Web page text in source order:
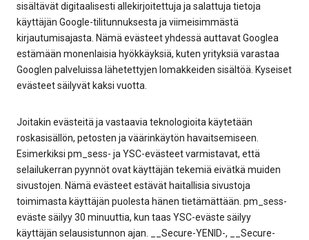
sisältävät digitaalisesti allekirjoitettuja ja salattuja tietoja
käyttäjän Google-tilitunnuksesta ja viimeisimmästä
kirjautumisajasta. Nämä evästeet yhdessä auttavat Googlea
estämään monenlaisia hyökkäyksiä, kuten yrityksiä varastaa
Googlen palveluissa lähetettyjen lomakkeiden sisältöä. Kyseiset
evästeet säilyvät kaksi vuotta.
Joitakin evästeitä ja vastaavia teknologioita käytetään
roskasisällön, petosten ja väärinkäytön havaitsemiseen.
Esimerkiksi pm_sess- ja YSC-evästeet varmistavat, että
selailukerran pyynnöt ovat käyttäjän tekemiä eivätkä muiden
sivustojen. Nämä evästeet estävät haitallisia sivustoja
toimimasta käyttäjän puolesta hänen tietämättään. pm_sess-
eväste säilyy 30 minuuttia, kun taas YSC-eväste säilyy
käyttäjän selausistunnon ajan. __Secure-YENID-, __Secure-